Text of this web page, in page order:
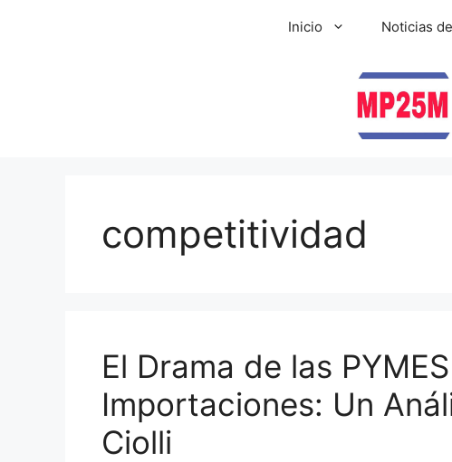
Inicio Noticias
competitividad
El Drama de las
Importaciones: Un
Ciolli